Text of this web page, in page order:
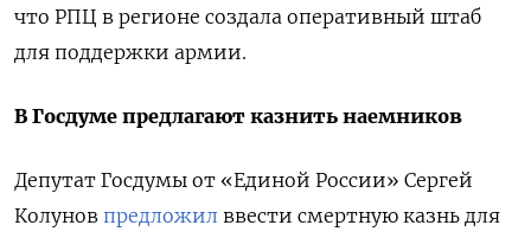
что РПЦ в регионе создала оперативный штаб
для поддержки армии.
В Госдуме предлагают казнить наемников
Депутат Госдумы от «Единой России» Сергей
Колунов предложил ввести смертную казнь для